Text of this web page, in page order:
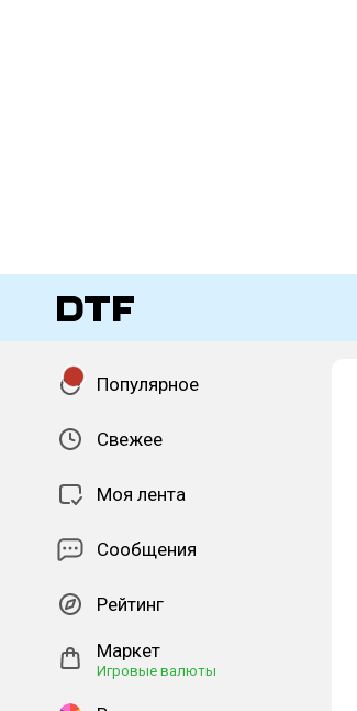
Популярное
Свежее
Моя лента
Сообщения
Рейтинг
Маркет
Игровые валюты